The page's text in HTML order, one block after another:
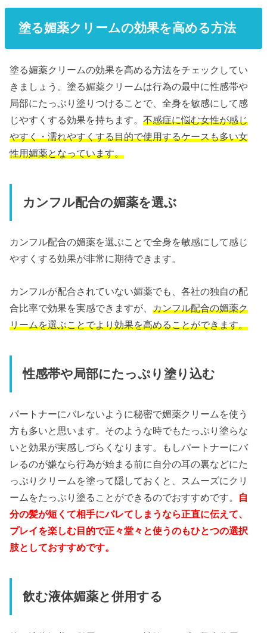
塗る媚薬クリームの効果を高める方法
塗る媚薬クリームの効果を高める方法をチェックしてい
きましょう。塗る媚薬クリームは行為の最中に性感帯や
局部にたっぷり塗りつけることで、全身を敏感にして感
じやすくする効果を持ちます。不感症に悩む女性が感じ
やすく・濡れやすくする目的で使用するケースも多い女
性用媚薬となっています。
カンフル配合の媚薬を選ぶ
カンフル配合の媚薬を選ぶことで全身を敏感にして感じ
やすくする効果が非常に期待できます。
カンフルが配合されていない媚薬でも、各社の独自の配
合比率で効果を実感できますが、カンフル配合の媚薬ク
リームを選ぶことでより効果を高めることができます。
性感帯や局部にたっぷり塗り込む
パートナーにバレないように秘密で媚薬クリームを使う
方も多いと思います。そのような時でもたっぷり塗らな
いと効果が実感しづらくなります。もしパートナーにバ
レるのが嫌なら行為が始まる前に自分の耳の裏などにた
っぷりクリームを塗って隠しておくと、スムーズにクリ
ームをたっぷり塗ることができるのでおすすめです。 自
分の髪が短くて相手にバレてしまうなら正直に伝えて、
プレイを楽しむ目的で正々堂々と使うのもひとつの選択
肢としておすすめです。
飲む液体媚薬と併用する